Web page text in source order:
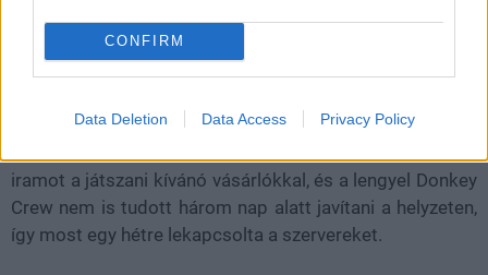
CONFIRM
Data Deletion Data Access Privacy Policy
Ha minden a tervek szerint alakult volna, március 26-án
startolt volna el a Last Oasis korai hozzáféréses
fejlesztők nem cselekednek valamit gyorsan, a játék
iramot a játszani kívánó vásárlókkal, és a lengyel Donkey
Crew nem is tudott három nap alatt javítani a helyzeten,
így most egy hétre lekapcsolta a szervereket.